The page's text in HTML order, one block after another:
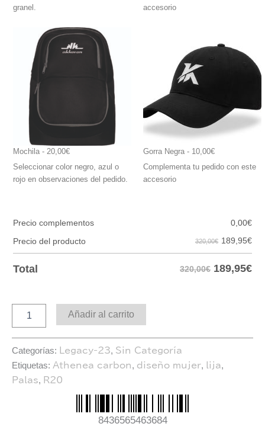
granel. accesorio
Mochila - 20,00€
Seleccionar color negro, azul o
rojo en observaciones del pedido.
Gorra Negra - 10,00€
Complementa tu pedido con este
accesorio
Precio complementos 0,00€
Precio del producto
320,00€ 189,95€
Total 320,00€ 189,95€
Añadir al carrito
Categorías: Legacy-23, Sin Categoría
Etiquetas: Athenea carbon , diseño mujer, lija,
Palas, R20
8436565463684